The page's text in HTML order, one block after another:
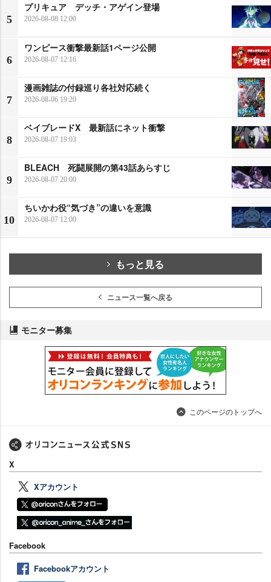
5
プリキュア デッチ・アゲイン登場
2026-08-08 12:00
6
ワンピース衝撃最新話1ページ公開
2026-08-07 12:16
7
漫画雑誌の付録巡り各社対応続く
2026-08-06 19:20
8
ベイブレードX 最新話にネット衝撃
2026-08-07 19:03
9
BLEACH 死闘展開の第43話あらすじ
2026-08-07 20:00
10
ちいかわ役“気づき”の違いを意識
2026-08-07 12:00
もっと見る
ニュース一覧へ戻る
モニター募集
このページのトップへ
X
Xアカウント
Facebook
Facebookアカウント